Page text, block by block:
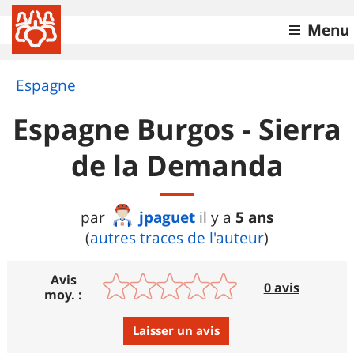
Menu
Espagne
Espagne Burgos - Sierra
de la Demanda
par jpaguet il y a 5 ans
(autres traces de l'auteur)
Avis
moy. :
0 avis
Laisser un avis